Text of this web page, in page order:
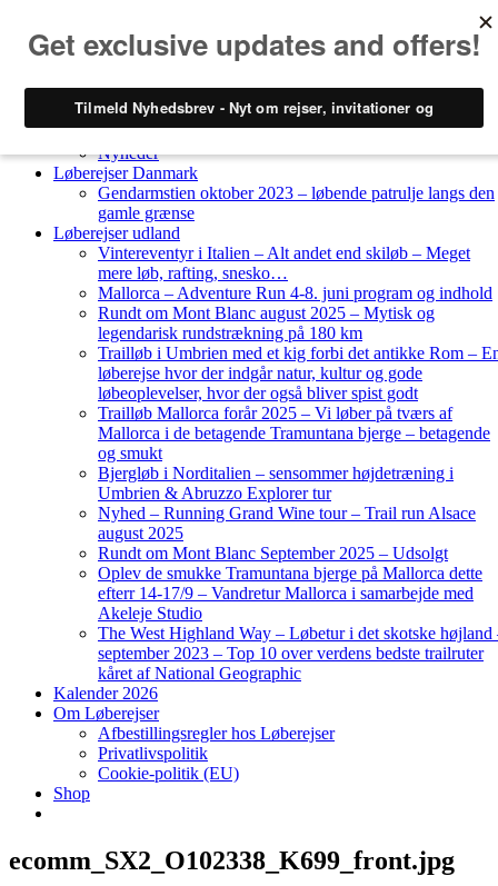
Løberejser
Nyheder
Løberejser Danmark
Gendarmstien oktober 2023 – løbende patrulje langs den
gamle grænse
Løberejser udland
Vintereventyr i Italien – Alt andet end skiløb – Meget
mere løb, rafting, snesko…
Mallorca – Adventure Run 4-8. juni program og indhold
Rundt om Mont Blanc august 2025 – Mytisk og
legendarisk rundstrækning på 180 km
Trailløb i Umbrien med et kig forbi det antikke Rom –
løberejse hvor der indgår natur, kultur og gode
løbeoplevelser, hvor der også bliver spist godt
Trailløb Mallorca forår 2025 – Vi løber på tværs af
Mallorca i de betagende Tramuntana bjerge – betagende
og smukt
Bjergløb i Norditalien – sensommer højdetræning i
Umbrien & Abruzzo Explorer tur
Nyhed – Running Grand Wine tour – Trail run Alsace
august 2025
Rundt om Mont Blanc September 2025 – Udsolgt
Oplev de smukke Tramuntana bjerge på Mallorca dette
efterr 14-17/9 – Vandretur Mallorca i samarbejde med
Akeleje Studio
The West Highland Way – Løbetur i det skotske højland
september 2023 – Top 10 over verdens bedste trailruter
kåret af National Geographic
Kalender 2026
Om Løberejser
Afbestillingsregler hos Løberejser
Privatlivspolitik
Cookie-politik (EU)
Shop
ecomm_SX2_O102338_K699_front.jpg